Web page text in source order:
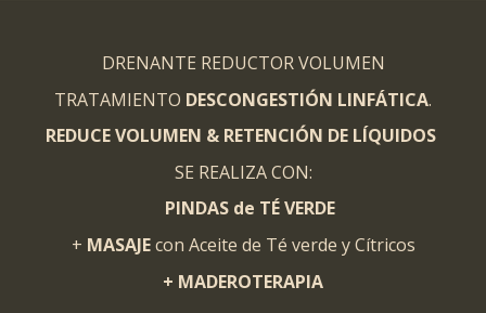
DRENANTE REDUCTOR VOLUMEN
TRATAMIENTO DESCONGESTIÓN LINFÁTICA.
REDUCE VOLUMEN & RETENCIÓN DE LÍQUIDOS
SE REALIZA CON:
PINDAS de TÉ VERDE
+ MASAJEcon Aceite de Té verde y Cítricos
+ MADEROTERAPIA